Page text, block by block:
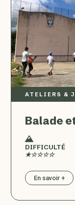
ATELIERS &
Balade
DIFFICULTÉ
★☆☆☆☆
En savoir +